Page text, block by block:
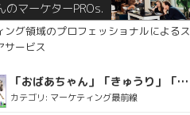
のマーケターPROs.
ング領域のプロフェッショナルによるス
サービス
「おばあちゃん」「きゅうり」「ディスコで踊るおじさん」をCM素材に使った、「気持ちよさ」が売りの意外な商品とは？
カテゴリ: マーケティング最前線